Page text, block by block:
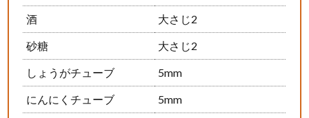
酒 大さじ2
砂糖 大さじ2
しょうがチューブ 5mm
にんにくチューブ 5mm